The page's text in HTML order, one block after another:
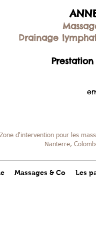
Drainage
Zone d'intervention pour les
Nanterre,
Massages & Co Les